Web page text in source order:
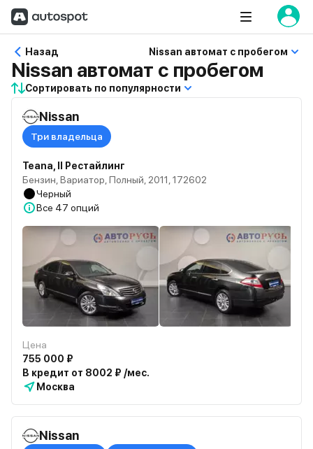
Назад Nissan автомат с пробегом
Nissan автомат с пробегом
Сортировать по популярности
Nissan
Три владельца
Teana, II Рестайлинг
Бензин, Вариатор, Полный, 2011, 172602
Черный
Все 47 опций
Цена
755 000 ₽
В кредит от 8002 ₽ /мес.
Москва
Nissan